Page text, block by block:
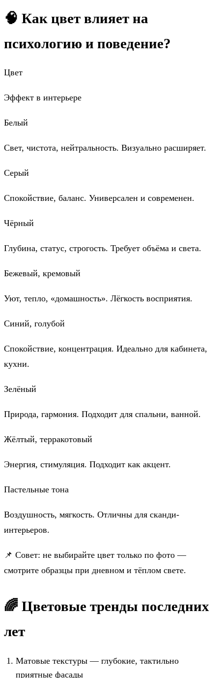
🧠 Как цвет влияет на
психологию и поведение?
Цвет
Эффект в интерьере
Белый
Свет, чистота, нейтральность. Визуально расширяет.
Серый
Спокойствие, баланс. Универсален и современен.
Чёрный
Глубина, статус, строгость. Требует объёма и света.
Бежевый, кремовый
Уют, тепло, «домашность». Лёгкость восприятия.
Синий, голубой
Спокойствие, концентрация. Идеально для кабинета,
кухни.
Зелёный
Природа, гармония. Подходит для спальни, ванной.
Жёлтый, терракотовый
Энергия, стимуляция. Подходит как акцент.
Пастельные тона
Воздушность, мягкость. Отличны для сканди-
интерьеров.
📌 Совет: не выбирайте цвет только по фото —
смотрите образцы при дневном и тёплом свете.
🌈 Цветовые тренды последних
лет
Матовые текстуры — глубокие, тактильно
приятные фасады